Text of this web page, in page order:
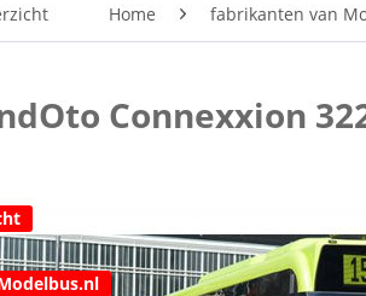
Home fabrikanten van
Connexxion